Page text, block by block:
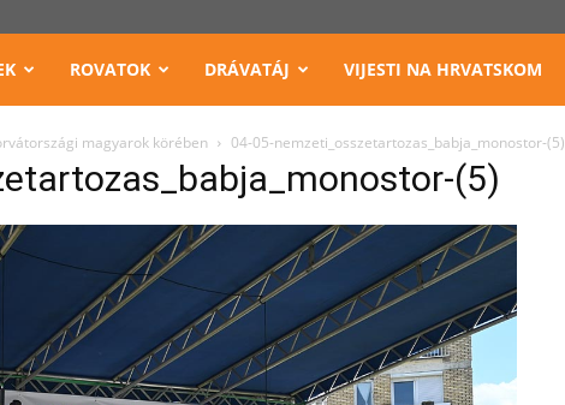
ROVATOK DRÁVATÁJ VIJESTI NA HRVATSKOM
magyarok körében 04-05-nemzeti_osszetartozas_babja_monostor-(5)
(5)